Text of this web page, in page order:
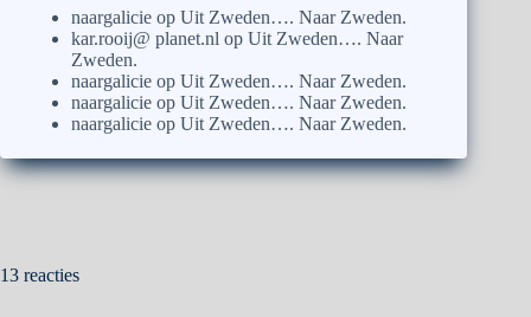
naargalicie op Uit Zweden…. Naar Zweden.
kar.rooij@ planet.nl op Uit Zweden…. Naar
Zweden.
naargalicie op Uit Zweden…. Naar Zweden.
naargalicie op Uit Zweden…. Naar Zweden.
naargalicie op Uit Zweden…. Naar Zweden.
13 reacties